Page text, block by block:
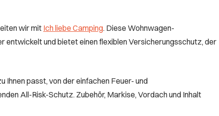
wir mit Ich liebe Camping. Diese Wohnwagen-
entwickelt und bietet einen flexiblen Versicherungsschutz, der
Ihnen passt, von der einfachen Feuer- und
All-Risk-Schutz. Zubehör, Markise, Vordach und Inhalt